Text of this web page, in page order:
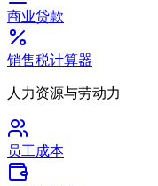
商业贷款
销售税计算器
人力资源与劳动力
员工成本